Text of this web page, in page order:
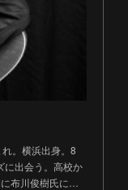
。横浜出身。8
に出会う。高校か
布川俊樹氏に…